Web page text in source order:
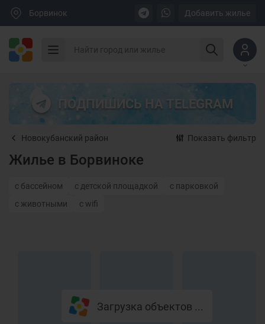
Борвинок Добавить жилье
ПОДПИШИСЬ НА TELEGRAM
Новокубанский район Показать фильтр
Жилье в Борвиноке
с бассейном с детской площадкой
с парковкой
с животными
с wifi
Загрузка объектов ...